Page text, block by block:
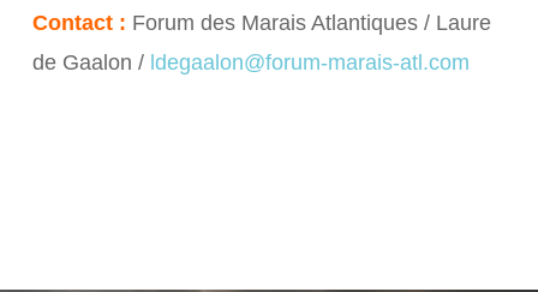
Contact : Forum des Marais Atlantiques / Laure
de Gaalon / ldegaalon@forum-marais-atl.com